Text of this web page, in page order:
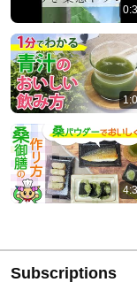
Subscriptions